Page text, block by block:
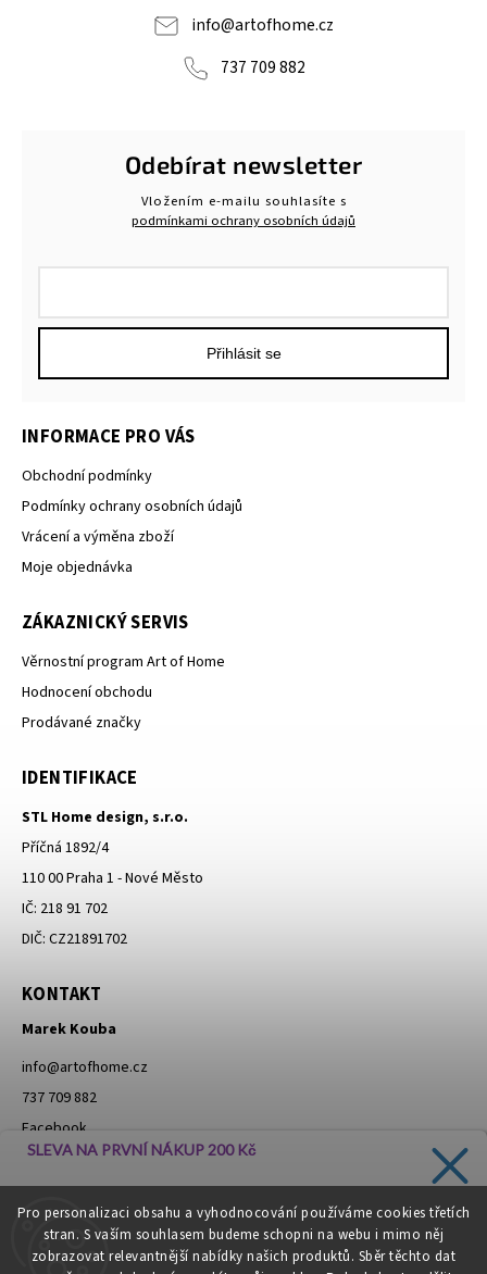
Pro personalizaci obsahu a vyhodnocování používáme cookies třetích
stran. S vaším souhlasem budeme schopni na webu i mimo něj
zobrazovat relevantnější nabídky našich produktů. Sběr těchto dat
info@artofhome.cz
737 709 882
Odebírat newsletter
Vložením e-mailu souhlasíte s
podmínkami ochrany osobních údajů
Přihlásit se
INFORMACE PRO VÁS
Obchodní podmínky
Podmínky ochrany osobních údajů
Vrácení a výměna zboží
Moje objednávka
ZÁKAZNICKÝ SERVIS
Věrnostní program Art of Home
Hodnocení obchodu
Prodávané značky
IDENTIFIKACE
STL Home design, s.r.o.
Příčná 1892/4
110 00 Praha 1 - Nové Město
IČ: 218 91 702
DIČ: CZ21891702
KONTAKT
Marek Kouba
info@artofhome.cz
737 709 882
Facebook
Instagram
Moje objednávka - odstoupení od smlouvy
SLEVA NA PRVNÍ NÁKUP 200 Kč
slevách přímo do vaší schránky!